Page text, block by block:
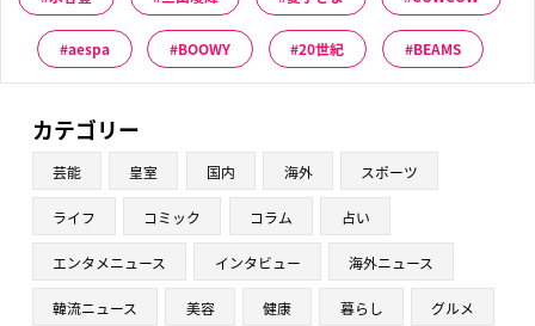
aespa BOOWY 20世紀 BEAMS
カテゴリー
芸能 皇室 国内 海外 スポーツ
ライフ コミック コラム 占い
エンタメニュース インタビュー 海外ニュース
韓流ニュース 美容 健康 暮らし グルメ